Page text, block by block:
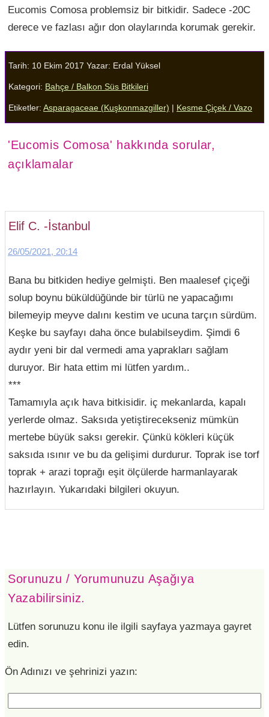
Eucomis Comosa problemsiz bir bitkidir. Sadece -20C
derece ve fazlası ağır don olaylarında korumak gerekir.
Tarih: 10 Ekim 2017 Yazar: Erdal Yüksel
Kategori: Bahçe / Balkon Süs Bitkileri
Etiketler: Asparagaceae (Kuşkonmazgiller) Kesme Çiçek / Vazo
'Eucomis Comosa' hakkında sorular,
açıklamalar
Elif C. -İstanbul
26/05/2021, 20:14
Bana bu bitkiden hediye gelmişti. Ben maalesef çiçeği
solup boynu büküldüğünde bir türlü ne yapacağımı
bilemeyip meyve dalını kestim ve ucuna tarçın sürdüm.
Keşke bu sayfayı daha önce bulabilseydim. Şimdi 6
aydır yeni bir dal vermedi ama yaprakları sağlam
duruyor. Bir hata ettim mi lütfen yardım..
***
Tamamıyla açık hava bitkisidir. iç mekanlarda, kapalı
yerlerde olmaz. Saksıda yetiştirecekseniz mümkün
mertebe büyük saksı gerekir. Çünkü kökleri küçük
saksıda ısınır ve bu da gelişimi durdurur. Toprak ise torf
toprak + arazi toprağı eşit ölçülerde harmanlayarak
hazırlayın. Yukarıdaki bilgileri okuyun.
Sorunuzu / Yorumunuzu Aşağıya
Yazabilirsiniz.
Lütfen sorunuzu konu ile ilgili sayfaya yazmaya gayret
edin.
Ön Adınızı ve şehrinizi yazın: